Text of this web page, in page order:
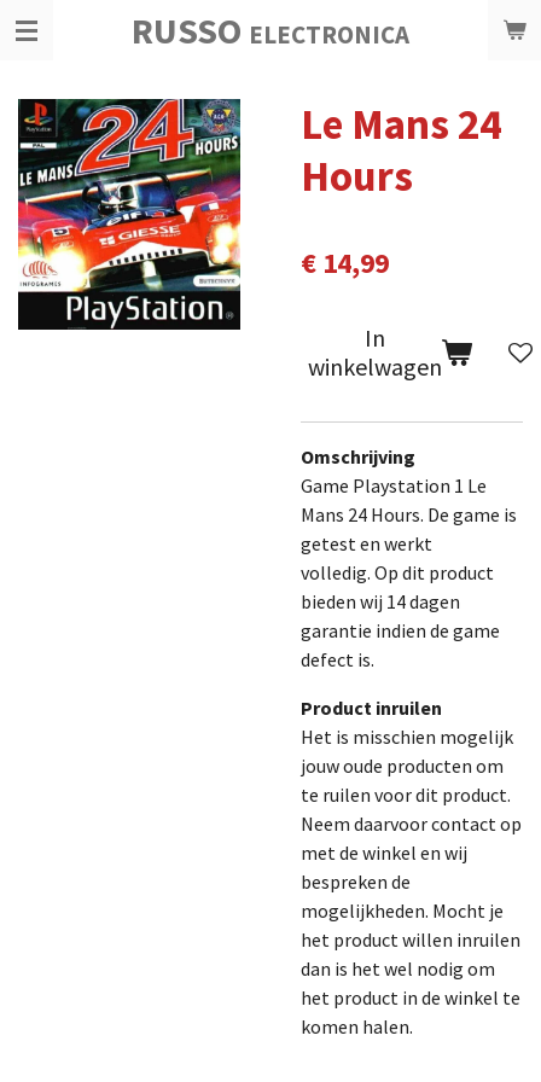
Ga
de
hoofdinhoud
RUSSO ELECTRONICA
Le Mans 24
Hours
€ 14,99
In
winkelwagen
Omschrijving
Game Playstation 1 Le
Mans 24 Hours. De game is
getest en werkt
volledig. Op dit product
bieden wij 14 dagen
garantie indien de game
defect is.
Product inruilen
Het is misschien mogelijk
jouw oude producten om
te ruilen voor dit product.
Neem daarvoor contact op
met de winkel en wij
bespreken de
mogelijkheden. Mocht je
het product willen inruilen
dan is het wel nodig om
het product in de winkel te
komen halen.